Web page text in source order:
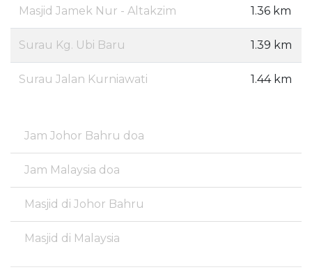
Masjid Jamek Nur - Altakzim 1.36 km
Surau Kg. Ubi Baru 1.39 km
Surau Jalan Kurniawati 1.44 km
Jam Johor Bahru doa
Jam Malaysia doa
Masjid di Johor Bahru
Masjid di Malaysia